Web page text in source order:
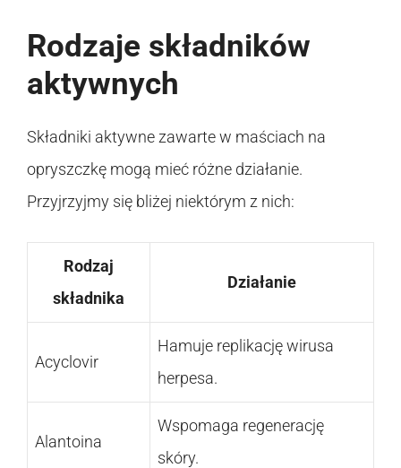
Rodzaje składników
aktywnych
Składniki aktywne zawarte w maściach na
opryszczkę mogą mieć różne działanie.
Przyjrzyjmy się bliżej niektórym z nich:
Rodzaj
składnika
Działanie
Acyclovir
Hamuje replikację wirusa
herpesa.
Alantoina
Wspomaga regenerację
skóry.